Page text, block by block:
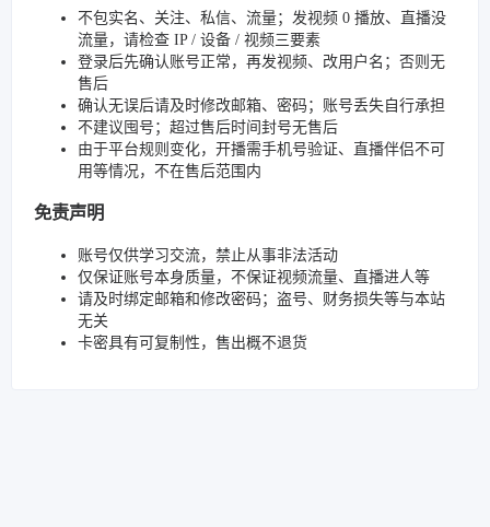
不包实名、关注、私信、流量；发视频 0 播放、直播没
流量，请检查 IP / 设备 / 视频三要素
登录后先确认账号正常，再发视频、改用户名；否则无
售后
确认无误后请及时修改邮箱、密码；账号丢失自行承担
不建议囤号；超过售后时间封号无售后
由于平台规则变化，开播需手机号验证、直播伴侣不可
用等情况，不在售后范围内
免责声明
账号仅供学习交流，禁止从事非法活动
仅保证账号本身质量，不保证视频流量、直播进人等
请及时绑定邮箱和修改密码；盗号、财务损失等与本站
无关
卡密具有可复制性，售出概不退货